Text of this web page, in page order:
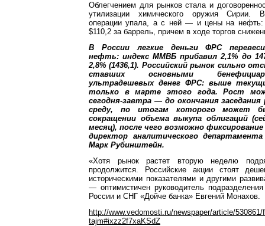
Облегчением для рынков стала и
утилизации химического оружия Сирии.
операции упала, а с ней — и цены на
$110,2 за баррель, причем в ходе торгов
В России легкие деньги ФРС
нефть: индекс ММВБ прибавил 2,1% до
2,8% (1436,1). Российский рынок сильно
ставших основными
ультрадешевых денег ФРС: выше
только в марте этого года. Рост
сегодня-завтра — до окончания
среду, по итогам которого может
сокращении объема выкупа облигаций
месяц), после чего возможно
директор аналитического
Марк Рубинштейн.
«Хотя рынок растет вторую неделю
продолжится. Российские акции стоят
историческими показателями и другими
— оптимистичен руководитель
России и СНГ «Дойче банка» Евгений Монахов.
http://www.vedomosti.ru/newspaper/article/
tajm#ixzz2f7xaKSdZ